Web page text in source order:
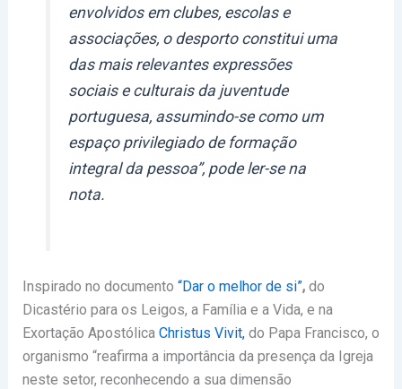
envolvidos em clubes, escolas e
associações, o desporto constitui uma
das mais relevantes expressões
sociais e culturais da juventude
portuguesa, assumindo-se como um
espaço privilegiado de formação
integral da pessoa”, pode ler-se na
nota.
Inspirado no documento “Dar omelhorde si”, do
Dicastério para os Leigos, a Família e a Vida, e na
Exortação Apostólica Christus Vivit, do Papa Francisco, o
organismo “reafirma a importância da presença da Igreja
neste setor, reconhecendo a sua dimensão